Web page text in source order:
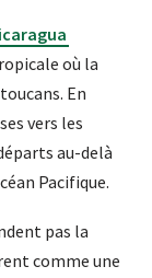
où la
En
vers les
au-delà
Pacifique.
pas la
comme une